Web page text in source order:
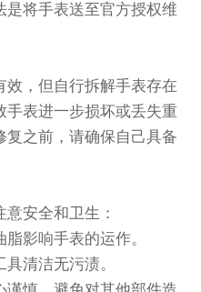
将手表送至官方授权维
，但自行拆解手表存在
手表进一步损坏或丢失重
之前，请确保自己具备
安全和卫生：
影响手表的运作。
清洁无污渍。